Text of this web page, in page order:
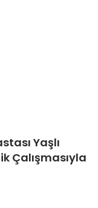
Yaşlı
Çalışmasıyla